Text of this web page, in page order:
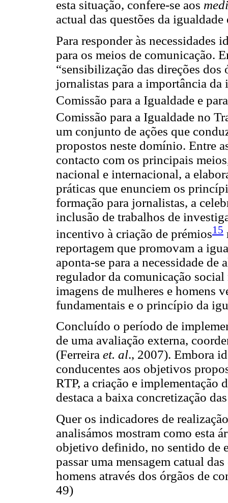
esta situação, confere-se aos
actual das questões da
Para responder às necessidades
para os meios de comunicação.
“sensibilização das direções
jornalistas para a importância da
Comissão para a Igualdade e
Comissão para a Igualdade no
um conjunto de ações que
propostos neste domínio. Entre
contacto com os principais
nacional e internacional, a
práticas que enunciem os
formação para jornalistas, a
inclusão de trabalhos de
incentivo à criação de prémios15
reportagem que promovam a
aponta-se para a necessidade
regulador da comunicação
imagens de mulheres e homens
fundamentais e o princípio da
Concluído o período de
de uma avaliação externa,
(Ferreira et. al., 2007). Embora
conducentes aos objetivos
RTP, a criação e implementação
destaca a baixa concretização
Quer os indicadores de
analisámos mostram como esta
objetivo definido, no sentido de
passar uma mensagem catual
homens através dos órgãos de
49)